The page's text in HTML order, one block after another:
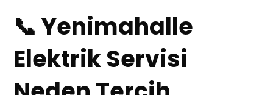
📞 Yenimahalle
Elektrik Servisi